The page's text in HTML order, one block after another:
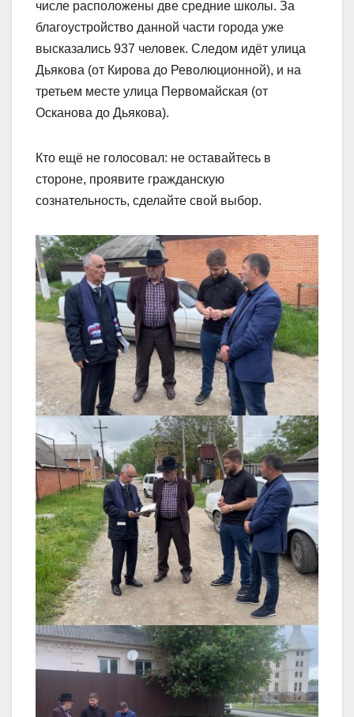
числе расположены две средние школы. За
благоустройство данной части города уже
высказались 937 человек. Следом идëт улица
Дьякова (от Кирова до Революционной), и на
третьем месте улица Первомайская (от
Осканова до Дьякова).
Кто ещë не голосовал: не оставайтесь в
стороне, проявите гражданскую
сознательность, сделайте свой выбор.